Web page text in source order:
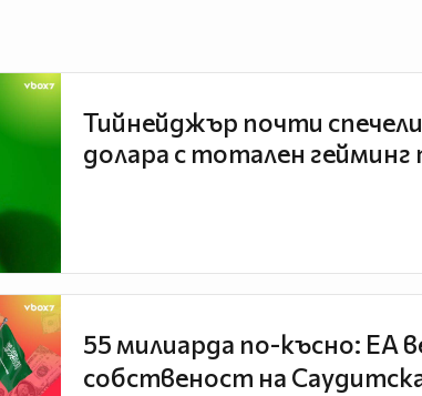
Тийнейджър почти
долара с тотален
55 милиарда по-късно: EA
собственост на